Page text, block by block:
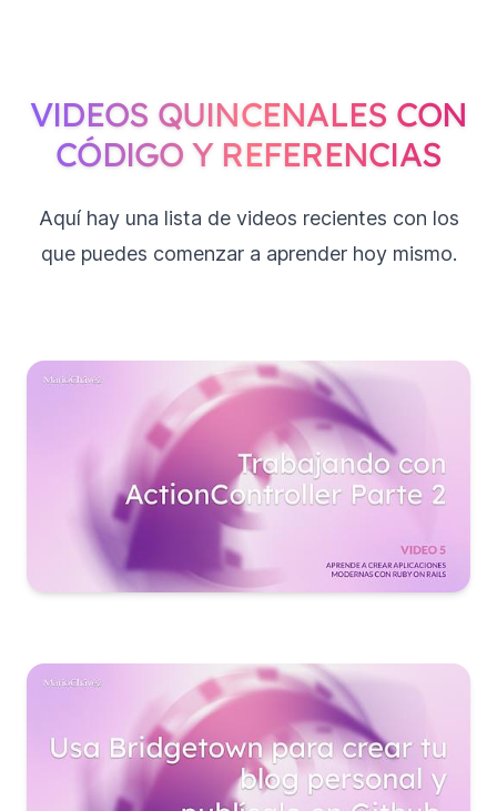
VIDEOS QUINCENALES CON
CÓDIGO Y REFERENCIAS
Aquí hay una lista de videos recientes con los
que puedes comenzar a aprender hoy mismo.